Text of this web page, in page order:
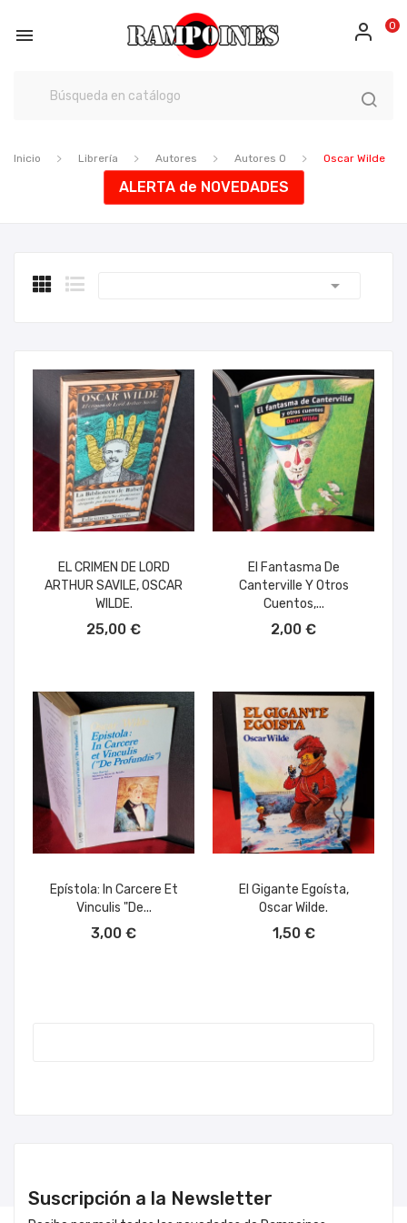
 0
Inicio Librería Autores Autores O Oscar Wilde
ALERTA de NOVEDADES

EL CRIMEN DE LORD
ARTHUR SAVILE, OSCAR
WILDE.
25,00 €
El Fantasma De
Canterville Y Otros
Cuentos,...
2,00 €
Epístola: In Carcere Et
Vinculis "De...
3,00 €
El Gigante Egoísta,
Oscar Wilde.
1,50 €
Suscripción a la Newsletter